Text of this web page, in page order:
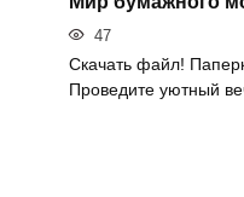
47
Скачать файл!
Проведите уютный